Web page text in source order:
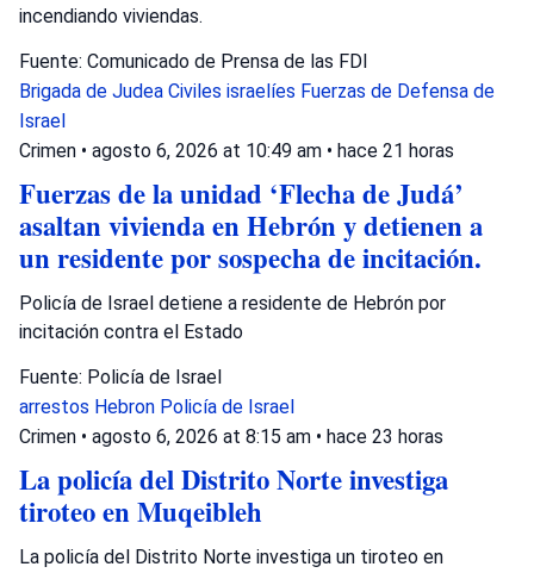
incendiando viviendas.
Fuente: Comunicado de Prensa de las FDI
Brigada de Judea Civiles israelíes Fuerzas de Defensa de
Israel
Crimen • agosto 6, 2026 at 10:49 am • hace 21 horas
Fuerzas de la unidad ‘Flecha de Judá’
asaltan vivienda en Hebrón y detienen a
un residente por sospecha de incitación.
Policía de Israel detiene a residente de Hebrón por
incitación contra el Estado
Fuente: Policía de Israel
arrestos Hebron Policía de Israel
Crimen • agosto 6, 2026 at 8:15 am • hace 23 horas
La policía del Distrito Norte investiga
tiroteo en Muqeibleh
La policía del Distrito Norte investiga un tiroteo en